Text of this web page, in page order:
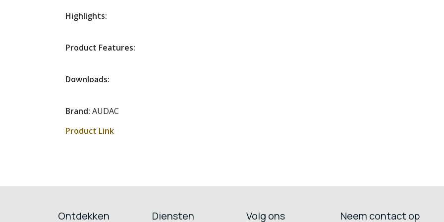
Highlights:
Product Features:
Downloads:
Brand: AUDAC
Product Link
Ontdekken Diensten Volg ons Neem contact op